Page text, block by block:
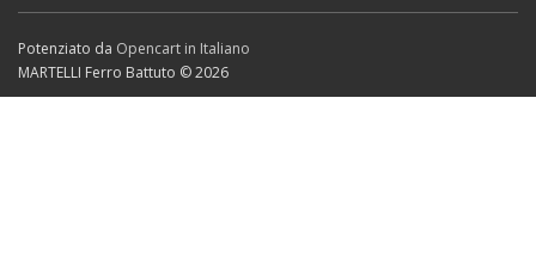
Potenziato da Opencart in Italiano
MARTELLI Ferro Battuto © 2026